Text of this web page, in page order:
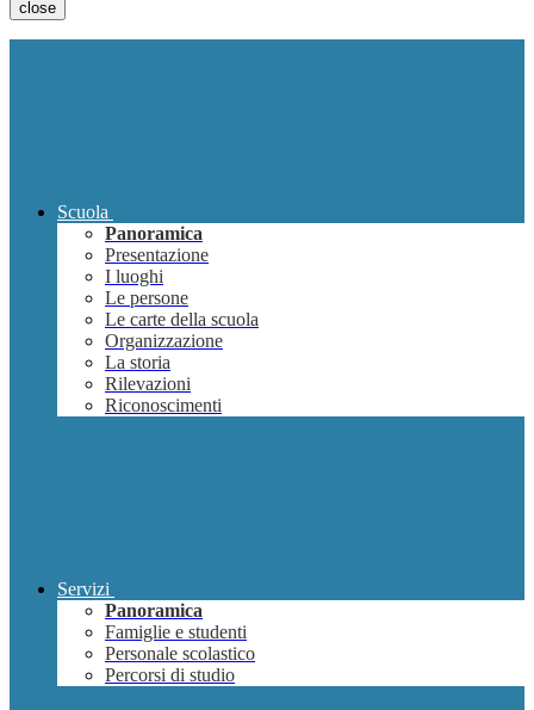
close
Scuola
Panoramica
Presentazione
I luoghi
Le persone
Le carte della scuola
Organizzazione
La storia
Rilevazioni
Riconoscimenti
Servizi
Panoramica
Famiglie e studenti
Personale scolastico
Percorsi di studio